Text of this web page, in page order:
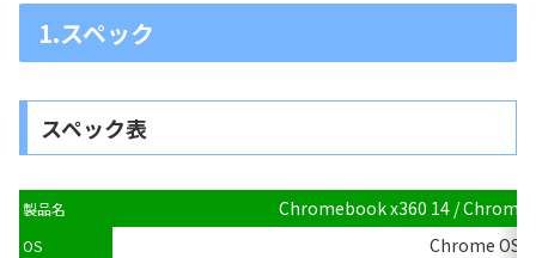
1.スペック
スペック表
製品名 Chromebook x360 14 /
OS Chrome OS